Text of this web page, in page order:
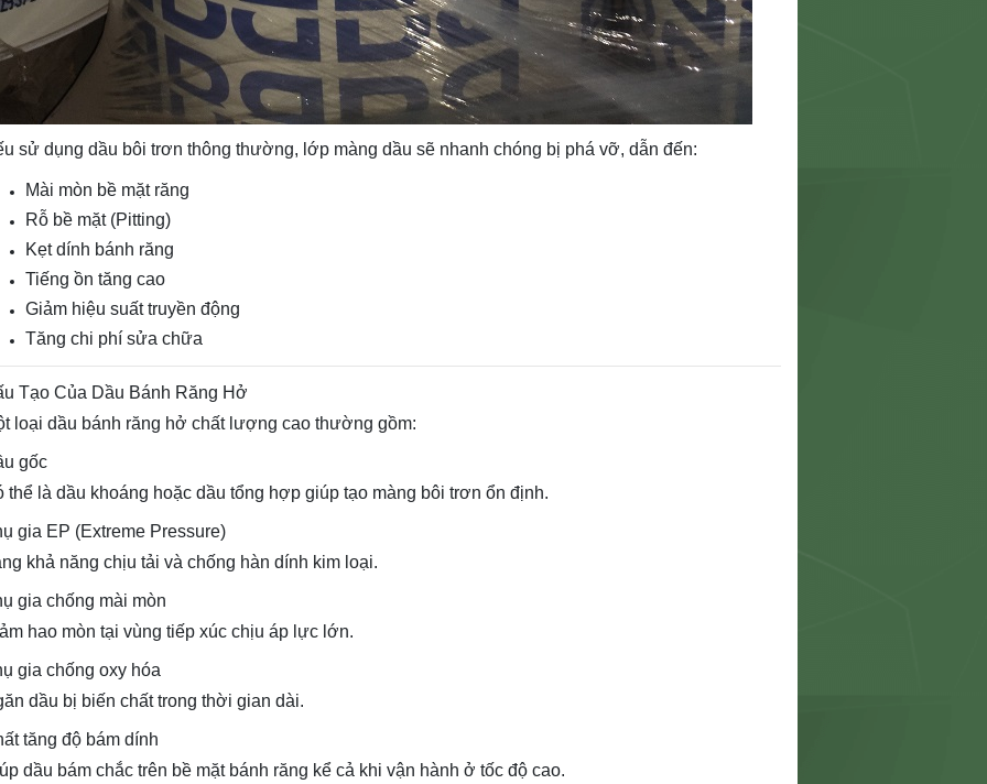
sử dụng dầu bôi trơn thông thường, lớp màng dầu sẽ nhanh chóng bị phá vỡ, dẫn đến:
Mài mòn bề mặt răng
Rỗ bề mặt (Pitting)
Kẹt dính bánh răng
Tiếng ồn tăng cao
Giảm hiệu suất truyền động
Tăng chi phí sửa chữa
Tạo Của Dầu Bánh Răng Hở
loại dầu bánh răng hở chất lượng cao thường gồm:
gốc
thể là dầu khoáng hoặc dầu tổng hợp giúp tạo màng bôi trơn ổn định.
gia EP (Extreme Pressure)
khả năng chịu tải và chống hàn dính kim loại.
gia chống mài mòn
hao mòn tại vùng tiếp xúc chịu áp lực lớn.
gia chống oxy hóa
dầu bị biến chất trong thời gian dài.
tăng độ bám dính
dầu bám chắc trên bề mặt bánh răng kể cả khi vận hành ở tốc độ cao.